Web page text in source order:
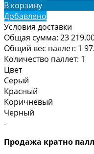
В корзину
Добавлено
Условия доставки
Общая сумма: 23
Общий вес паллет: 1
Количество паллет: 1
Цвет
Серый
Красный
Коричневый
Черный
-
Продажа кратно